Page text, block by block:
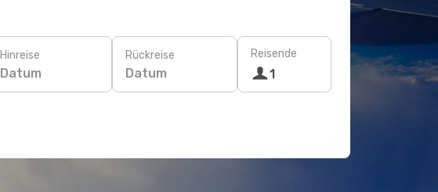
Hinreise
Datum
Rückreise
Datum
Reisende
1